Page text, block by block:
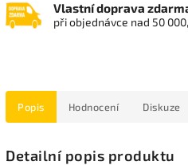
Vlastní doprava
při objednávce nad 50
Popis Hodnocení Diskuze
Detailní popis produktu